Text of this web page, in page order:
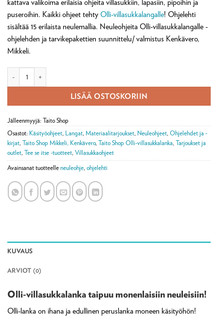
kattava valikoima erilaisia ohjeita villasukkiin, lapasiin, pipoihin ja
puseroihin. Kaikki ohjeet tehty Olli-villasukkalangalle! Ohjelehti
sisältää 15 erilaista neulemallia. Neuleohjeita Olli-villasukkalangalle -
ohjelehden ja tarvikepakettien suunnittelu/ valmistus Kenkävero,
Mikkeli.
LISÄÄ OSTOSKORIIN
Jälleenmyyjä: Taito Shop
Osastot: Käsityöohjeet, Langat, Materiaalitarjoukset, Neuleohjeet, Ohjelehdet ja -
kirjat, Taito Shop Mikkeli, Kenkävero, Taito Shop Olli-villasukkalanka, Tarjoukset ja
outlet, Tee se itse -tuotteet, Villasukkaohjeet
Avainsanat tuotteelle neuleohje, ohjelehti
KUVAUS
ARVIOT (0)
Olli-villasukkalanka taipuu monenlaisiin neuleisiin!
Olli-lanka on ihana ja edullinen peruslanka moneen käsityöhön!